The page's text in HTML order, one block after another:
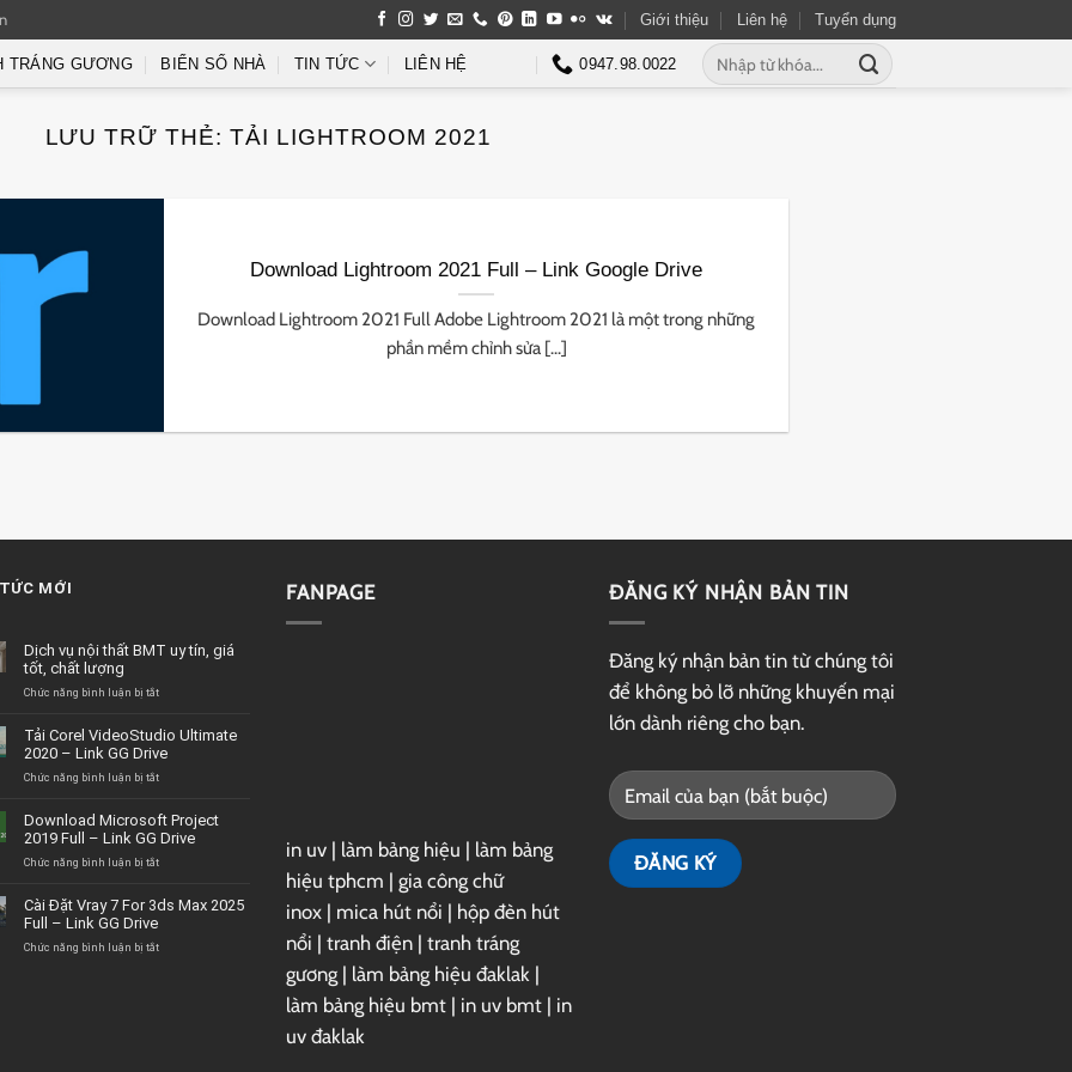
Giới thiệu Liên hệ Tuyển dụng
TRÁNG GƯƠNG BIỂN SỐ NHÀ TIN TỨC LIÊN HỆ 0947.98.0022
Tìm
kiếm:
LƯU TRỮ THẺ:TẢI LIGHTROOM 2021
Download Lightroom 2021 Full – Link Google Drive
Download Lightroom 2021 Full Adobe Lightroom 2021 là một trong những
phần mềm chỉnh sửa [...]
MỚI
Dịch vụ nội thất BMT uy tín, giá
tốt, chất lượng
Chức năng bình luận bị tắtở
nội
thất
BMT
giá
tốt,
chất
Tải Corel VideoStudio Ultimate
2020 – Link GG Drive
Chức năng bình luận bị tắtở
VideoStudio
Ultimate
2020
GG
Download Microsoft Project
2019 Full – Link GG Drive
Chức năng bình luận bị tắtở
Project
Full
Cài Đặt Vray 7 For 3ds Max 2025
Full – Link GG Drive
Chức năng bình luận bị tắtở
FANPAGE
in uv | làm bảng hiệu | làm bảng
hiệu tphcm | gia công chữ
inox | mica hút nổi | hộp đèn hút
nổi | tranh điện | tranh tráng
gương | làm bảng hiệu đaklak |
làm bảng hiệu bmt | in uv bmt | in
uv đaklak
ĐĂNG KÝ NHẬN BẢN TIN
Đăng ký nhận bản tin từ chúng tôi
để không bỏ lỡ những khuyến mại
lớn dành riêng cho bạn.